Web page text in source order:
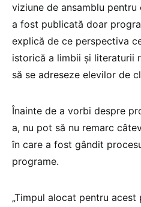
viziune de ansamblu
a fost publicată doar
explică de ce perspectiva
istorică a limbii și literaturii
să se adreseze elevilor de
Înainte de a vorbi despre
a, nu pot să nu remarc
în care a fost gândit
programe.
„Timpul alocat pentru